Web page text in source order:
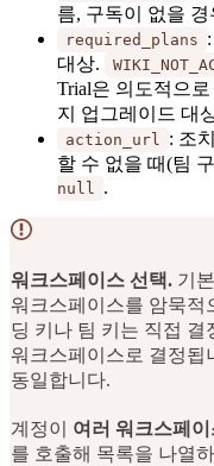
름, 구독이 없을 경
required_plans :
대상.
Trial은 의도적으
지 업그레이드 대
action_url
: 조
할 수 없을 때(팀
null .
워크스페이스 선택. 기
워크스페이스를 암묵적
딩 키나 팀 키는 직접 결
워크스페이스로 결정됩
동일합니다.
계정이 여러 워크스페이
를 호출해 목록을 나열